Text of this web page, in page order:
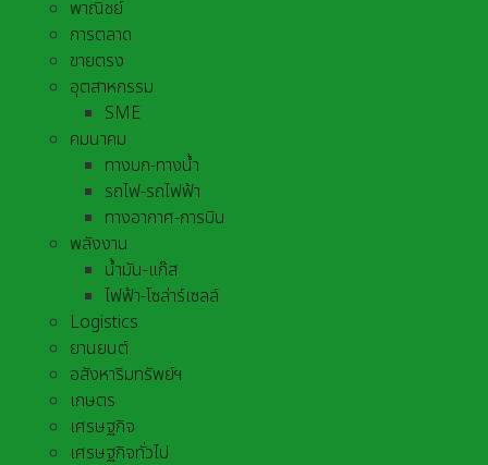
พาณิชย์
การตลาด
ขายตรง
อุตสาหกรรม
SME
คมนาคม
ทางบก-ทางน้ำ
รถไฟ-รถไฟฟ้า
ทางอากาศ-การบิน
พลังงาน
น้ำมัน-แก๊ส
ไฟฟ้า-โซล่าร์เซลล์
Logistics
ยานยนต์
อสังหาริมทรัพย์ฯ
เกษตร
เศรษฐกิจ
เศรษฐกิจทั่วไป